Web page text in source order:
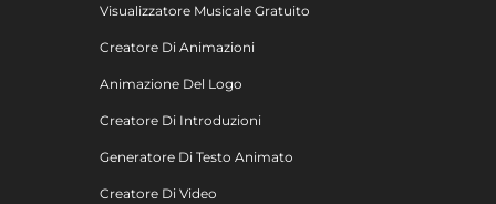
Visualizzatore Musicale Gratuito
Creatore Di Animazioni
Animazione Del Logo
Creatore Di Introduzioni
Generatore Di Testo Animato
Creatore Di Video